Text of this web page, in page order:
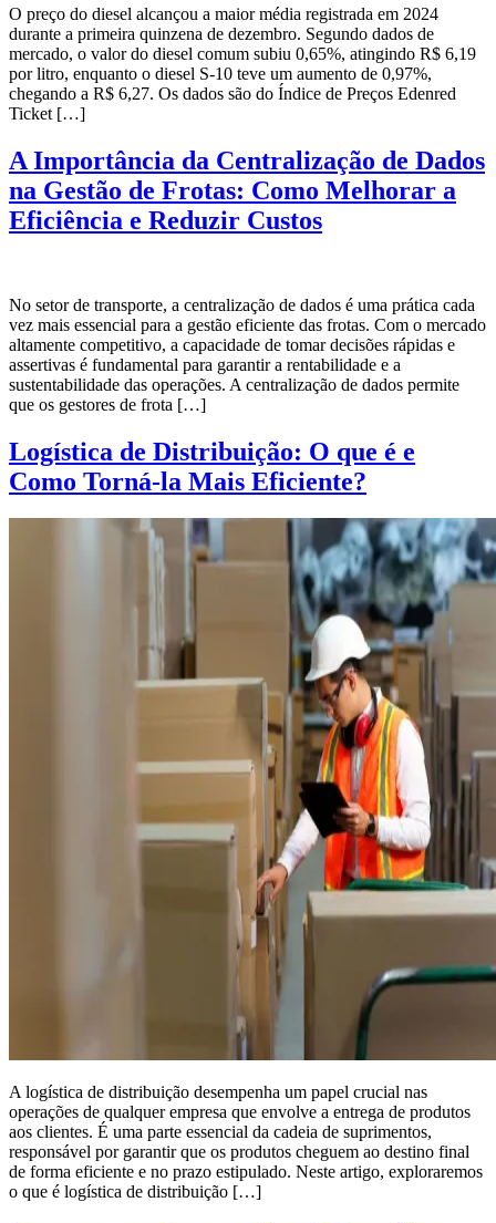
O preço do diesel alcançou a maior média registrada em 2024
durante a primeira quinzena de dezembro. Segundo dados de
mercado, o valor do diesel comum subiu 0,65%, atingindo R$ 6,19
por litro, enquanto o diesel S-10 teve um aumento de 0,97%,
chegando a R$ 6,27. Os dados são do Índice de Preços Edenred
Ticket […]
A Importância da Centralização de Dados
na Gestão de Frotas: Como Melhorar a
Eficiência e Reduzir Custos
No setor de transporte, a centralização de dados é uma prática cada
vez mais essencial para a gestão eficiente das frotas. Com o mercado
altamente competitivo, a capacidade de tomar decisões rápidas e
assertivas é fundamental para garantir a rentabilidade e a
sustentabilidade das operações. A centralização de dados permite
que os gestores de frota […]
Logística de Distribuição: O que é e
Como Torná-la Mais Eficiente?
A logística de distribuição desempenha um papel crucial nas
operações de qualquer empresa que envolve a entrega de produtos
aos clientes. É uma parte essencial da cadeia de suprimentos,
responsável por garantir que os produtos cheguem ao destino final
de forma eficiente e no prazo estipulado. Neste artigo, exploraremos
o que é logística de distribuição […]